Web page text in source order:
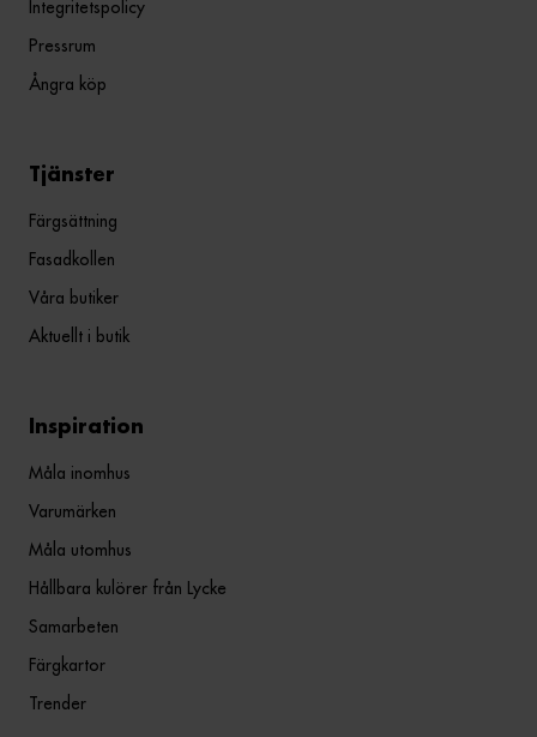
Integritetspolicy
Pressrum
Ångra köp
Tjänster
Färgsättning
Fasadkollen
Våra butiker
Aktuellt i butik
Inspiration
Måla inomhus
Varumärken
Måla utomhus
Hållbara kulörer från Lycke
Samarbeten
Färgkartor
Trender